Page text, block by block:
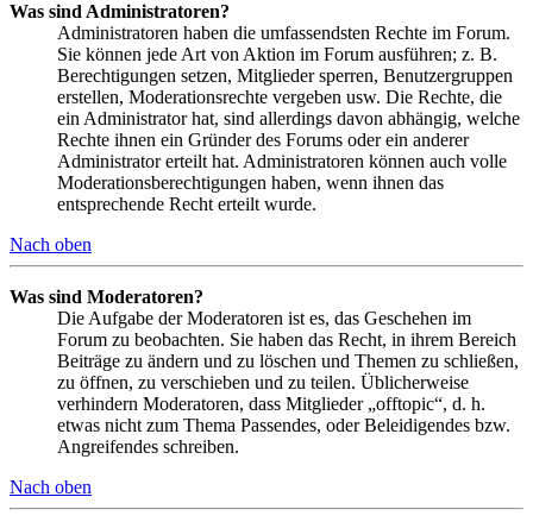
Was sind Administratoren?
Administratoren haben die umfassendsten Rechte im Forum.
Sie können jede Art von Aktion im Forum ausführen; z. B.
Berechtigungen setzen, Mitglieder sperren, Benutzergruppen
erstellen, Moderationsrechte vergeben usw. Die Rechte, die
ein Administrator hat, sind allerdings davon abhängig, welche
Rechte ihnen ein Gründer des Forums oder ein anderer
Administrator erteilt hat. Administratoren können auch volle
Moderationsberechtigungen haben, wenn ihnen das
entsprechende Recht erteilt wurde.
Nach oben
Was sind Moderatoren?
Die Aufgabe der Moderatoren ist es, das Geschehen im
Forum zu beobachten. Sie haben das Recht, in ihrem Bereich
Beiträge zu ändern und zu löschen und Themen zu schließen,
zu öffnen, zu verschieben und zu teilen. Üblicherweise
verhindern Moderatoren, dass Mitglieder „offtopic“, d. h.
etwas nicht zum Thema Passendes, oder Beleidigendes bzw.
Angreifendes schreiben.
Nach oben